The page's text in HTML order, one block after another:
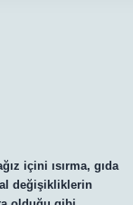
içini ısırma, gıda
değişikliklerin